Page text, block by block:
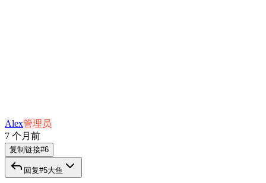
Alex管理员
7 个月前
复制链接#6
回复#5大鱼